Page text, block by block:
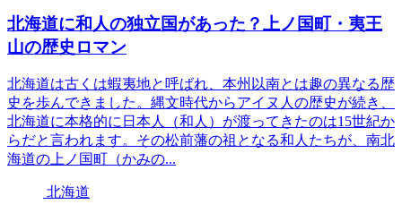
北海道に和人の独立国があった？上ノ国町・夷王
山の歴史ロマン
北海道は古くは蝦夷地と呼ばれ、本州以南とは趣の異なる歴
史を歩んできました。縄文時代からアイヌ人の歴史が続き、
北海道に本格的に日本人（和人）が渡ってきたのは15世紀か
らだと言われます。その松前藩の祖となる和人たちが、南北
海道の上ノ国町（かみの...
北海道